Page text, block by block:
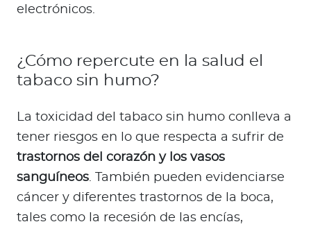
electrónicos.
¿Cómo repercute en la salud el
tabaco sin humo?
La toxicidad del tabaco sin humo conlleva a
tener riesgos en lo que respecta a sufrir de
trastornos del corazón y los vasos
sanguíneos. También pueden evidenciarse
cáncer y diferentes trastornos de la boca,
tales como la recesión de las encías,